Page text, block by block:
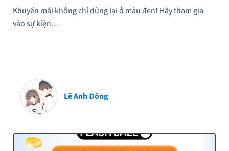
Khuyến mãi không chỉ dừng lại ở màu đen! Hãy tham gia
vào sự kiện…
Lê Anh Đông